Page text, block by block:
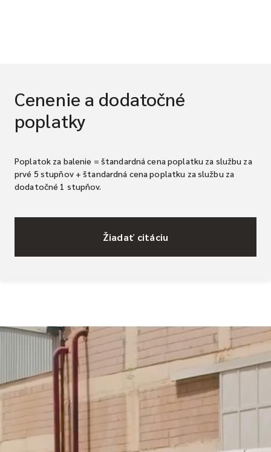
Cenenie a dodatočné
poplatky
Poplatok za balenie = štandardná cena poplatku za službu za
prvé 5 stupňov + štandardná cena poplatku za službu za
dodatočné 1 stupňov.
Žiadať citáciu